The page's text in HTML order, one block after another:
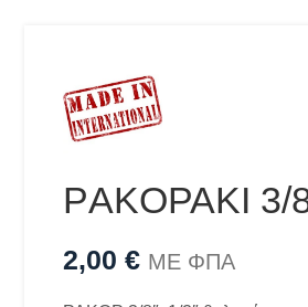
ΡAKΟΡΑΚΙ 3/
2,00 € ΜΕ ΦΠΑ